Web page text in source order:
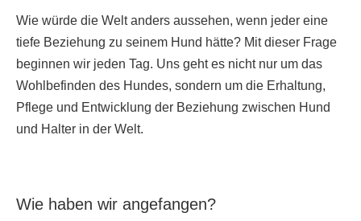
Wie würde die Welt anders aussehen, wenn jeder eine
tiefe Beziehung zu seinem Hund hätte? Mit dieser Frage
beginnen wir jeden Tag. Uns geht es nicht nur um das
Wohlbefinden des Hundes, sondern um die Erhaltung,
Pflege und Entwicklung der Beziehung zwischen Hund
und Halter in der Welt.
Wie haben wir angefangen?